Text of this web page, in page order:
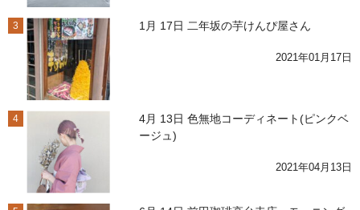
3 1月 17日 二年坂の芋けんぴ屋さん
2021年01月17日
4
4月 13日 色無地コーディネート(ピンクベ
ージュ)
2021年04月13日